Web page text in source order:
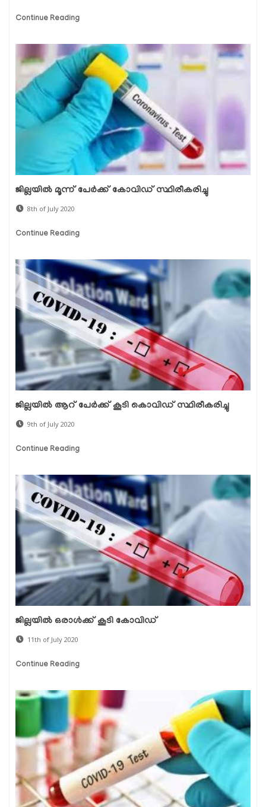
Continue Reading
ജില്ലയില്‍ മൂന്ന് പേര്‍ക്ക് കോവിഡ് സ്ഥിരീകരിച്ചു
8th of July 2020
Continue Reading
ജില്ലയില്‍ ആറ് പേര്‍ക്ക് കൂടി കൊവിഡ് സ്ഥിരീകരിച്ചു
9th of July 2020
Continue Reading
ജില്ലയില്‍ ഒരാള്‍ക്ക് കൂടി കോവിഡ്
11th of July 2020
Continue Reading